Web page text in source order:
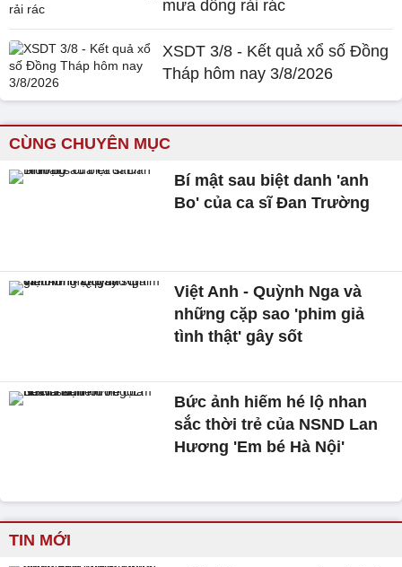
mưa dông rải rác
XSDT 3/8 - Kết quả xổ số Đồng
Tháp hôm nay 3/8/2026
CÙNG CHUYÊN MỤC
Bí mật sau biệt danh 'anh
Bo' của ca sĩ Đan Trường
Việt Anh - Quỳnh Nga và
những cặp sao 'phim giả
tình thật' gây sốt
Bức ảnh hiếm hé lộ nhan
sắc thời trẻ của NSND Lan
Hương 'Em bé Hà Nội'
TIN MỚI